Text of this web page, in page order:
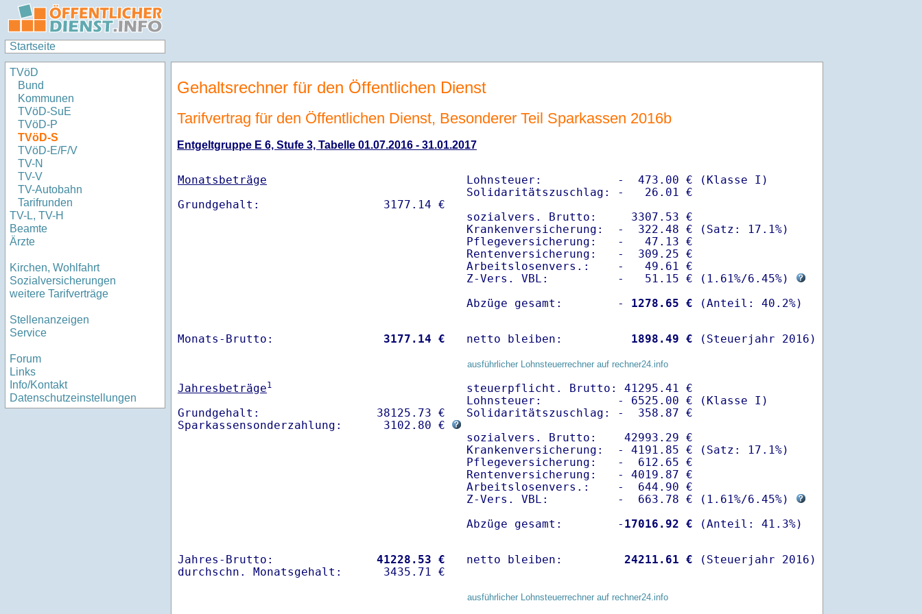
Startseite
TVöD
Bund
Kommunen
TVöD-SuE
TVöD-P
TVöD-S
TVöD-E/F/V
TV-N
TV-V
TV-Autobahn
Tarifrunden
TV-L, TV-H
Beamte
Ärzte
Kirchen, Wohlfahrt
Sozialversicherungen
weitere Tarifverträge
Stellenanzeigen
Service
Forum
Links
Info/Kontakt
Datenschutzeinstellungen
Gehaltsrechner für den Öffentlichen Dienst
Tarifvertrag für den Öffentlichen Dienst, Besonderer Teil Sparkassen 2016b
Entgeltgruppe E 6, Stufe 3, Tabelle 01.07.2016 - 31.01.2017
Monatsbeträge
Lohnsteuer:           -  473.00 € (Klasse I)
Solidaritätszuschlag: -   26.01 €
sozialvers. Brutto:     3307.53 €
Krankenversicherung:  -  322.48 € (Satz: 17.1%)
Pflegeversicherung:   -   47.13 €
Rentenversicherung:   -  309.25 €
Arbeitslosenvers.:    -   49.61 €
Z-Vers. VBL:          -   51.15 € ( 1.61%/6.45%)
Abzüge gesamt:        -
1278.65 €
Monats-Brutto: 3177.14 € netto bleiben: 1898.49 € (Steuerjahr 2016)
ausführlicher Lohnsteuerrechner auf rechner24.info
Jahresbeträge1
Grundgehalt:                 38125.73 €
Sparkassensonderzahlung:      3102.80 €
steuerpflicht. Brutto: 41295.41 €
Lohnsteuer:           - 6525.00 € (Klasse I)
Solidaritätszuschlag: -  358.87 €
sozialvers. Brutto:    42993.29 €
Krankenversicherung:  - 4191.85 € (Satz: 17.1%)
Pflegeversicherung:   -  612.65 €
Rentenversicherung:   - 4019.87 €
Arbeitslosenvers.:    -  644.90 €
Z-Vers. VBL:          -  663.78 € ( 1.61%/6.45%)
Abzüge gesamt:        - 17016.92 €
Jahres-Brutto: 41228.53 €
netto bleiben: 24211.61 € (Steuerjahr 2016)
ausführlicher Lohnsteuerrechner auf rechner24.info